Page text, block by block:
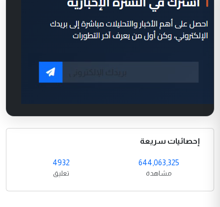
إحصائيات سريعة
644,063,325
مشاهدة
4932
تعليق